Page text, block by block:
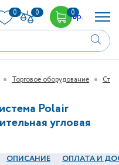
0 0 00р.
Торговое оборудование
Polair
угловая
ОПИСАНИЕ ОПЛАТА И